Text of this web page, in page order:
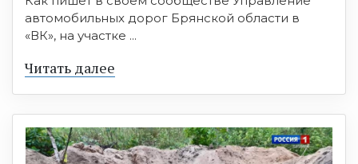
автомобильных дорог Брянской области в
«ВК», на участке ...
Читать далее